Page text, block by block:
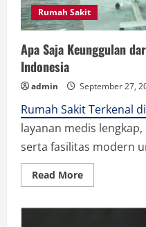
Rumah Sakit
Apa Saja Keunggulan
Indonesia
admin September 27,
Rumah Sakit Terkenal
layanan medis
serta fasilitas modern
Read MoreRead
more
Saja